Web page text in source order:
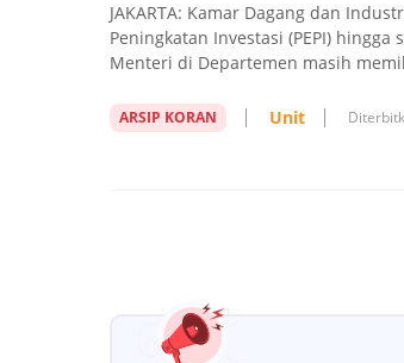
JAKARTA: Kamar Dagang dan
Peningkatan Investasi (PEPI)
Menteri di Departemen masih
ARSIP KORAN Unit